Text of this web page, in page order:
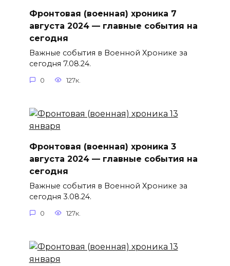
Фронтовая (военная) хроника 7
августа 2024 — главные события на
сегодня
Важные события в Военной Хронике за
сегодня 7.08.24.
0 127к.
Фронтовая (военная) хроника 3
августа 2024 — главные события на
сегодня
Важные события в Военной Хронике за
сегодня 3.08.24.
0 127к.